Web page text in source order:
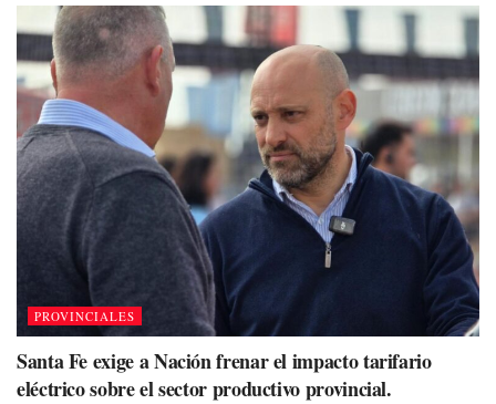
PROVINCIALES
Santa Fe exige a Nación frenar el impacto tarifario
eléctrico sobre el sector productivo provincial.